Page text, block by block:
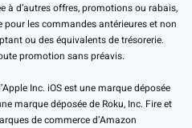
à d’autres offres, promotions ou rabais,
les commandes antérieures et non
ou des équivalents de trésorerie.
promotion sans préavis.
Inc. iOS est une marque déposée
marque déposée de Roku, Inc. Fire et
de commerce d’Amazon